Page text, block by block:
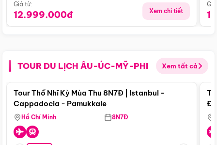
Giá từ:
12.999.000đ Xem chi tiết
TOUR DU LỊCH ÂU-ÚC-MỸ-PHI Xem tất cả
Điểm nổi bật
Tour Thổ Nhĩ Kỳ Mùa Thu 8N7Đ | Istanbul -
Cappadocia - Pamukkale
Hồ Chí Minh 8N7Đ